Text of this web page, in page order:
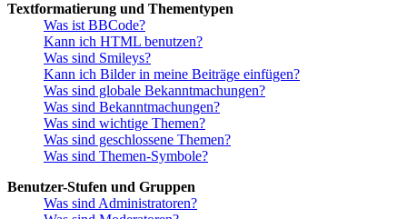
Textformatierung und Thementypen
Was ist BBCode?
Kann ich HTML benutzen?
Was sind Smileys?
Kann ich Bilder in meine Beiträge einfügen?
Was sind globale Bekanntmachungen?
Was sind Bekanntmachungen?
Was sind wichtige Themen?
Was sind geschlossene Themen?
Was sind Themen-Symbole?
Benutzer-Stufen und Gruppen
Was sind Administratoren?